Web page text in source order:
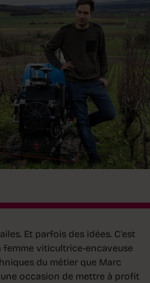
Et parfois des idées. C’est
femme viticultrice-encaveuse
du métier que Marc
occasion de mettre à profit